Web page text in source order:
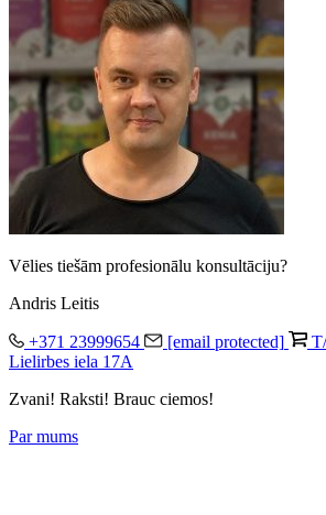
Vēlies tiešām profesionālu konsultāciju?
Andris Leitis
+371 23999654 [email protected]
Lielirbes iela 17A
Zvani! Raksti! Brauc ciemos!
Par mums